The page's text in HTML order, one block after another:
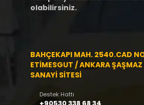
olabilirsiniz.
BAHÇEKAPI MAH. 2540.CAD
ETİMESGUT / ANKARA
SANAYİ SİTESİ
Destek Hattı